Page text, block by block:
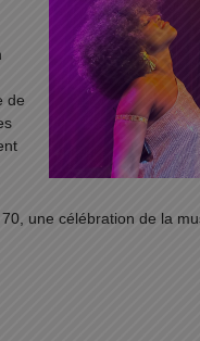
de
70, une célébration de la